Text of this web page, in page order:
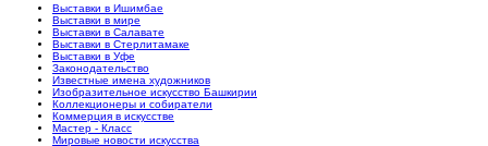
Выставки в Ишимбае
Выставки в мире
Выставки в Салавате
Выставки в Стерлитамаке
Выставки в Уфе
Законодательство
Известные имена художников
Изобразительное искусство Башкирии
Коллекционеры и собиратели
Коммерция в искусстве
Мастер - Класс
Мировые новости искусства